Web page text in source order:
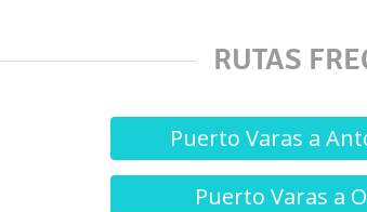
RUTAS
Puerto Varas a
Puerto Varas a